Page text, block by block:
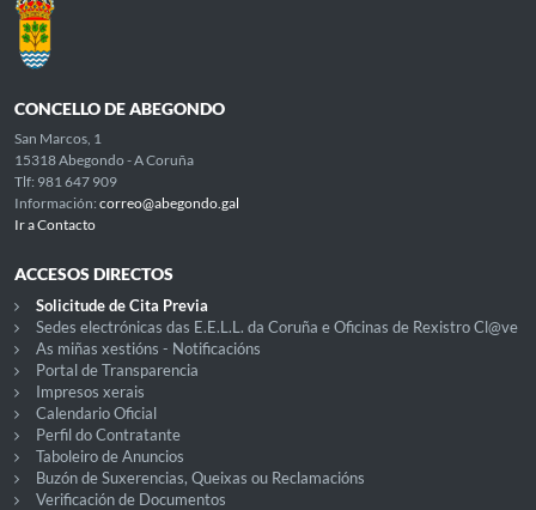
CONCELLO DE ABEGONDO
San Marcos, 1
15318 Abegondo - A Coruña
Tlf: 981 647 909
Información: correo@abegondo.gal
Ir a Contacto
ACCESOS DIRECTOS
Solicitude de Cita Previa
Sedes electrónicas das E.E.L.L. da Coruña e Oficinas de Rexistro Cl@ve
As miñas xestións - Notificacións
Portal de Transparencia
Impresos xerais
Calendario Oficial
Perfil do Contratante
Taboleiro de Anuncios
Buzón de Suxerencias, Queixas ou Reclamacións
Verificación de Documentos